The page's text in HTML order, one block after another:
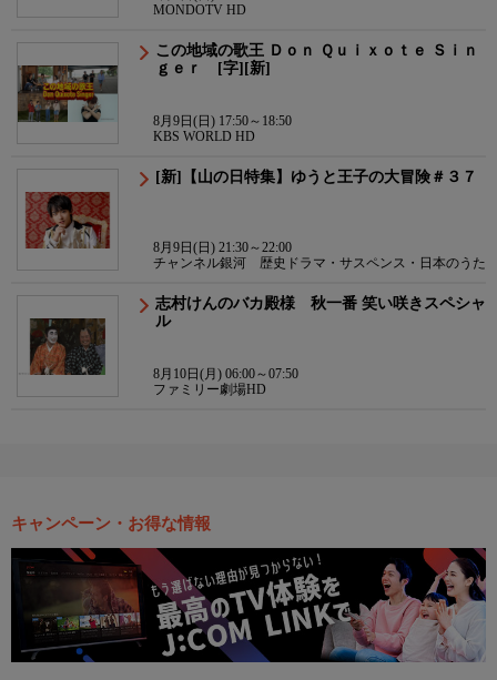
MONDOTV HD
この地域の歌王 Ｄｏｎ Ｑｕｉｘｏｔｅ Ｓｉｎ
ｇｅｒ [字][新]
8月9日(日) 17:50～18:50
KBS WORLD HD
[新]【山の日特集】ゆうと王子の大冒険＃３７
8月9日(日) 21:30～22:00
チャンネル銀河 歴史ドラマ・サスペンス・日本のうた
志村けんのバカ殿様 秋一番 笑い咲きスペシャ
ル
8月10日(月) 06:00～07:50
ファミリー劇場HD
キャンペーン・お得な情報